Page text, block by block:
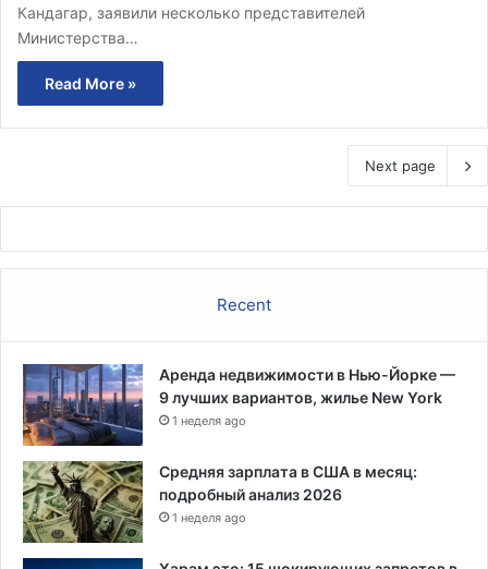
Кандагар, заявили несколько представителей
Министерства…
Read More »
Next page
Recent
Аренда недвижимости в Нью-Йорке —
9 лучших вариантов, жилье New York
1 неделя ago
Средняя зарплата в США в месяц:
подробный анализ 2026
1 неделя ago